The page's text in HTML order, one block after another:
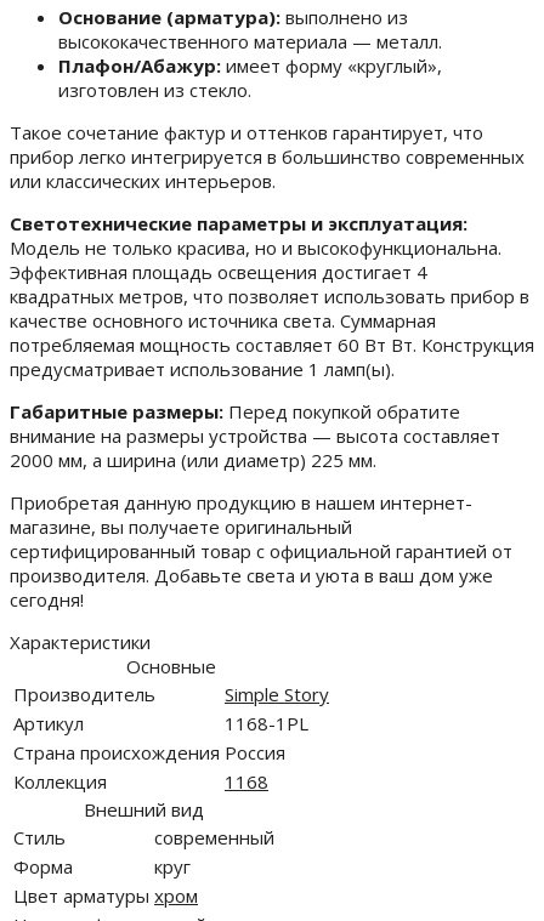
Основание (арматура): выполнено из
высококачественного материала — металл.
Плафон/Абажур: имеет форму «круглый»,
изготовлен из стекло.
Такое сочетание фактур и оттенков гарантирует, что
прибор легко интегрируется в большинство современных
или классических интерьеров.
Светотехнические параметры и эксплуатация:
Модель не только красива, но и высокофункциональна.
Эффективная площадь освещения достигает 4
квадратных метров, что позволяет использовать прибор в
качестве основного источника света. Суммарная
потребляемая мощность составляет 60 Вт Вт. Конструкция
предусматривает использование 1 ламп(ы).
Габаритные размеры: Перед покупкой обратите
внимание на размеры устройства — высота составляет
2000 мм, а ширина (или диаметр) 225 мм.
Приобретая данную продукцию в нашем интернет-
магазине, вы получаете оригинальный
сертифицированный товар с официальной гарантией от
производителя. Добавьте света и уюта в ваш дом уже
сегодня!
Характеристики
Основные
Производитель
Simple Story
Артикул
1168-1PL
Страна происхождения Россия
Коллекция
1168
Внешний вид
Стиль
современный
Форма
круг
Цвет арматуры хром